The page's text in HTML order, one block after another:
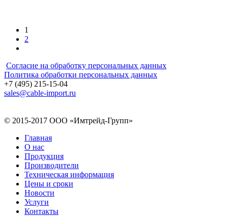
1
2
Согласие на обработку персональных данных
Политика обработки персональных данных
+7 (495) 215-15-04
sales@cable-import.ru
© 2015-2017 ООО «Имтрейд-Групп»
Главная
О нас
Продукция
Производители
Техническая информация
Цены и сроки
Новости
Услуги
Контакты